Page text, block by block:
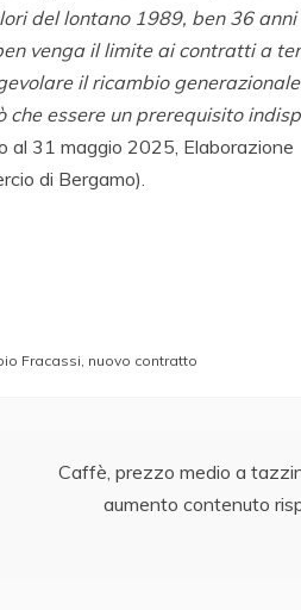
del lontano 1989, ben 36 anni
venga il limite ai contratti a
il ricambio
essere un prerequisito
al 31 maggio 2025, Elaborazione
di Bergamo).
Fracassi, nuovo contratto
Caffè, prezzo medio a
aumento contenuto